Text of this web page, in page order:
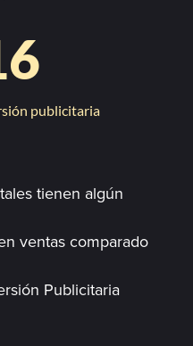
publicitaria
tienen algún
ventas comparado
Publicitaria